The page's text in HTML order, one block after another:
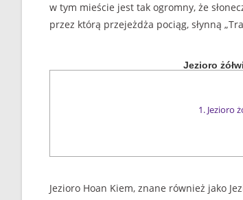
w tym mieście jest tak ogromny, że
przez którą przejeżdża pociąg, słynną
Jezioro
1. Jezioro
Jezioro Hoan Kiem, znane również jako